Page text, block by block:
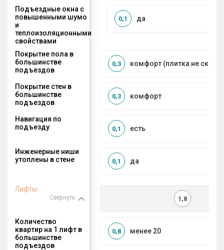
Подъездные окна с
повышенными шумо
и
теплоизоляционными
свойствами
да
0,1
Покрытие пола в
большинстве
подъездов
комфорт (плитка не
0,3
Покрытие стен в
большинстве
подъездов
комфорт
0,3
Навигация по
подъезду
есть
0,1
Инженерные ниши
утоплены в стене
да
0,1
Лифты
Свернуть 1,8
Количество
квартир на 1 лифт в
большинстве
подъездов
менее 20
0,8